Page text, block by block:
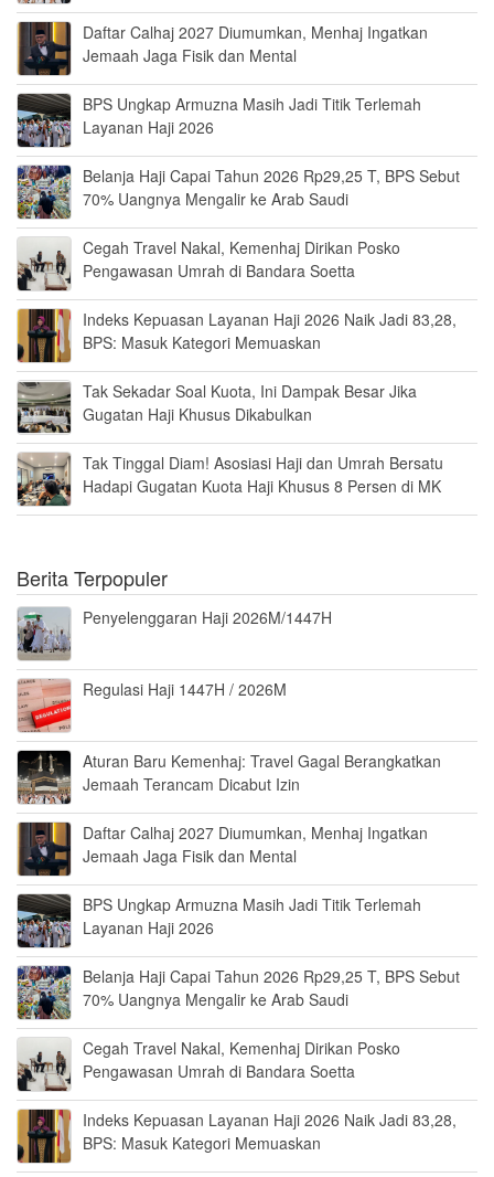
Daftar Calhaj 2027 Diumumkan, Menhaj Ingatkan
Jemaah Jaga Fisik dan Mental
BPS Ungkap Armuzna Masih Jadi Titik Terlemah
Layanan Haji 2026
Belanja Haji Capai Tahun 2026 Rp29,25 T, BPS Sebut
70% Uangnya Mengalir ke Arab Saudi
Cegah Travel Nakal, Kemenhaj Dirikan Posko
Pengawasan Umrah di Bandara Soetta
Indeks Kepuasan Layanan Haji 2026 Naik Jadi 83,28,
BPS: Masuk Kategori Memuaskan
Tak Sekadar Soal Kuota, Ini Dampak Besar Jika
Gugatan Haji Khusus Dikabulkan
Tak Tinggal Diam! Asosiasi Haji dan Umrah Bersatu
Hadapi Gugatan Kuota Haji Khusus 8 Persen di MK
Berita Terpopuler
Penyelenggaran Haji 2026M/1447H
Regulasi Haji 1447H / 2026M
Aturan Baru Kemenhaj: Travel Gagal Berangkatkan
Jemaah Terancam Dicabut Izin
Daftar Calhaj 2027 Diumumkan, Menhaj Ingatkan
Jemaah Jaga Fisik dan Mental
BPS Ungkap Armuzna Masih Jadi Titik Terlemah
Layanan Haji 2026
Belanja Haji Capai Tahun 2026 Rp29,25 T, BPS Sebut
70% Uangnya Mengalir ke Arab Saudi
Cegah Travel Nakal, Kemenhaj Dirikan Posko
Pengawasan Umrah di Bandara Soetta
Indeks Kepuasan Layanan Haji 2026 Naik Jadi 83,28,
BPS: Masuk Kategori Memuaskan